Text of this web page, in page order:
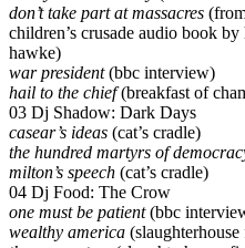
don’t take part at massacres
children’s crusade audio book
hawke)
war president(bbc interview)
hail to the chief(breakfast of
03 Dj Shadow: Dark Days
casear’s ideas (cat’s cradle)
the hundred martyrs of
milton’s speech (cat’s cradle)
04 Dj Food: The Crow
one must be patient(bbc
wealthy america